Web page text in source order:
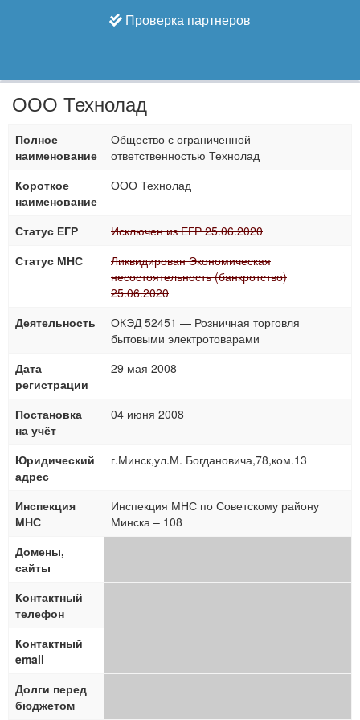
Проверка партнеров
ООО Технолад
Полное
наименование
Общество с ограниченной
ответственностью Технолад
Короткое
наименование
ООО Технолад
Статус ЕГР
Исключен из ЕГР 25.06.2020
Статус МНС
Ликвидирован Экономическая
несостоятельность (банкротство)
25.06.2020
Деятельность
ОКЭД 52451 — Розничная торговля
бытовыми электротоварами
Дата
регистрации
29 мая 2008
Постановка
на учёт
04 июня 2008
Юридический
адрес
г.Минск,ул.М. Богдановича,78,ком.13
Инспекция
МНС
Инспекция МНС по Советскому району
Минска – 108
Домены,
сайты
Контактный
телефон
Контактный
email
Долги перед
бюджетом